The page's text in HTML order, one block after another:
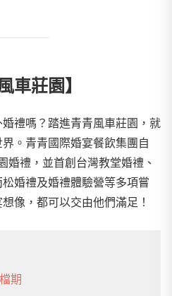
車莊園】
禮嗎？踏進青青風車莊園，就
。青青國際婚宴餐飲集團自
禮，並首創台灣教堂婚禮、
婚禮及婚禮體驗營等多項嘗
像，都可以交由他們滿足！
期